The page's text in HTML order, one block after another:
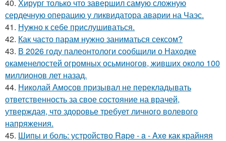
40. Хирург только что завершил самую сложную
сердечную операцию у ликвидатора аварии на Чаэс.
41. Нужно к себе прислушиваться.
42. Как часто парам нужно заниматься сексом?
43. В 2026 году палеонтологи сообщили о Находке
окаменелостей огромных осьминогов, живших около 100
миллионов лет назад.
44. Николай Амосов призывал не перекладывать
ответственность за свое состояние на врачей,
утверждая, что здоровье требует личного волевого
напряжения.
45. Шипы и боль: устройство Rape - a - Axe как крайняя